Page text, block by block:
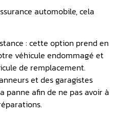
automobile, cela
: cette option prend en
véhicule endommagé et
de remplacement.
et des garagistes
panne afin de ne pas avoir à